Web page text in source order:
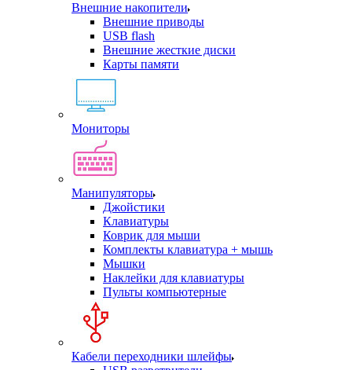
Внешние накопители
Внешние приводы
USB flash
Внешние жесткие диски
Карты памяти
Мониторы
Манипуляторы
Джойстики
Клавиатуры
Коврик для мыши
Комплекты клавиатура + мышь
Мышки
Наклейки для клавиатуры
Пульты компьютерные
Кабели переходники шлейфы